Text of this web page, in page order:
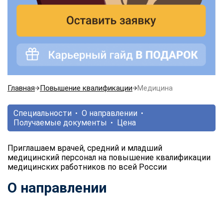
Главная Повышение квалификации Медицина
Специальности
О направлении
Получаемые документы
Цена
Приглашаем врачей, средний и младший
медицинский персонал на повышение квалификации
медицинских работников по всей России
О направлении